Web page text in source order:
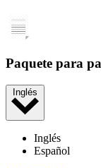
Paquete para
Inglés
Inglés
Español